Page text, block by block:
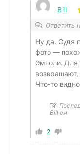
Bill
Ответить
Ну да. Судя
фото —
Эмполи. Для
возвращают,
Что-то
Bill ем
2